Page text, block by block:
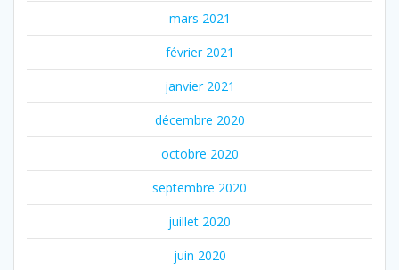
mars 2021
février 2021
janvier 2021
décembre 2020
octobre 2020
septembre 2020
juillet 2020
juin 2020